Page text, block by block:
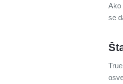
Ako
se